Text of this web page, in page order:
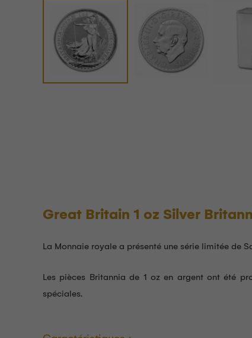
Great Britain 1 oz Silver
La Monnaie royale a présenté une série limitée de
Les pièces Britannia de 1 oz en argent ont été
spéciales.